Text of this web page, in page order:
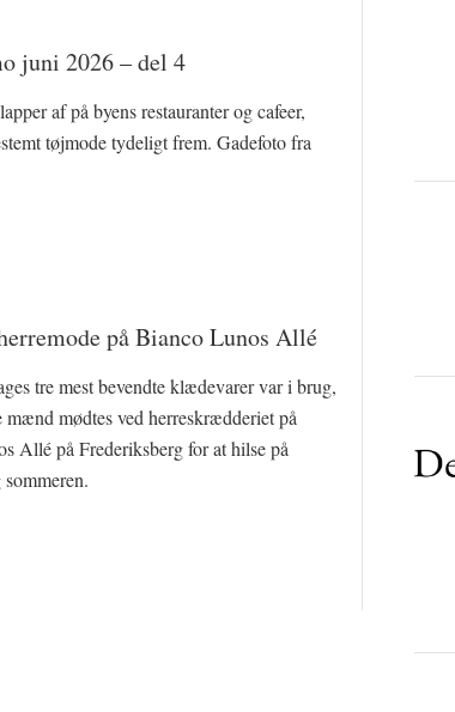
juni 2026 – del 4
af på byens restauranter og cafeer,
tøjmode tydeligt frem. Gadefoto fra
på Bianco Lunos Allé
tre mest bevendte klædevarer var i brug,
mødtes ved herreskrædderiet på
Allé på Frederiksberg for at hilse på